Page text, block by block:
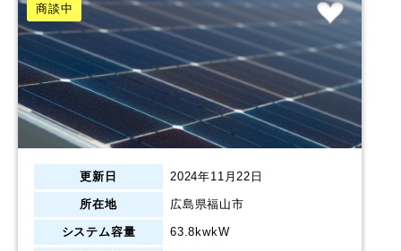
商談中
更新日 2024年11月22日
所在地 広島県福山市
システム容量 63.8kwkW